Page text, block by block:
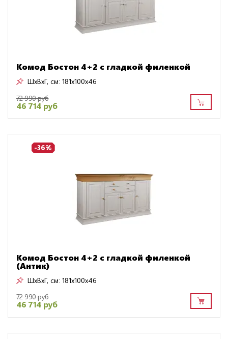
Комод Бостон 4+2 с гладкой филенкой
ШxВxГ, см: 181x100x46
72 990 руб
46 714 руб
-36%
Комод Бостон 4+2 с гладкой филенкой
(Антик)
ШxВxГ, см: 181x100x46
72 990 руб
46 714 руб